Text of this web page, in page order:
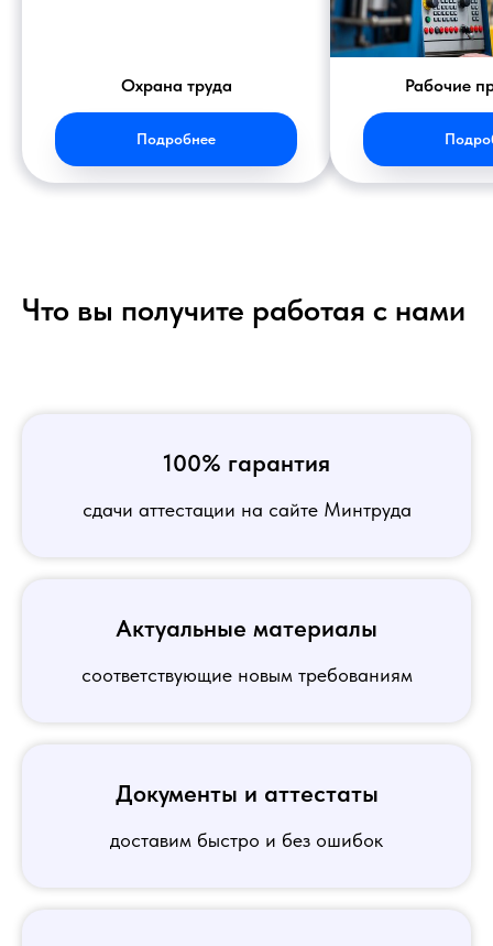
Охрана труда
Подробнее
Рабочие
Что вы получите работая с нами
100% гарантия
сдачи аттестации на сайте Минтруда
Актуальные материалы
соответствующие новым требованиям
Документы и аттестаты
доставим быстро и без ошибок